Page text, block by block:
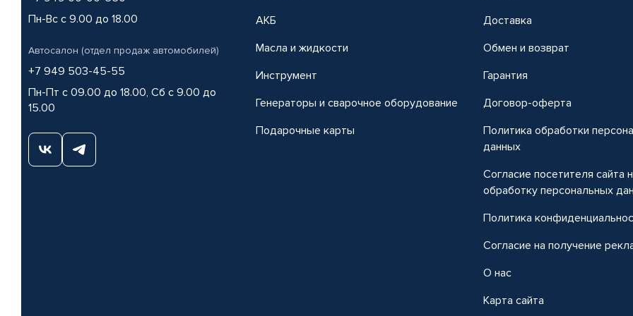
Пн-Вс с 9.00 до 18.00
Автосалон (отдел продаж автомобилей)
+7 949 503-45-55
Пн-Пт с 09.00 до 18.00, Сб с 9.00 до
15.00
АКБ
Масла и жидкости
Инструмент
Генераторы и сварочное оборудование
Подарочные карты
Доставка
Обмен и возврат
Гарантия
Договор-оферта
Политика обработки
данных
Согласие посетителя сайта
обработку персональных
Политика
Согласие на получение
О нас
Карта сайта